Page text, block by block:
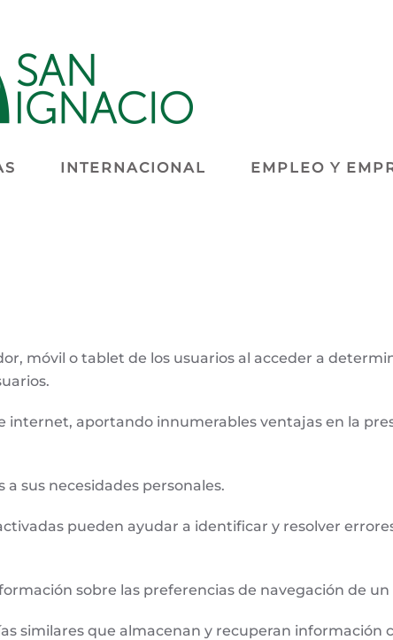
INTERNACIONAL EMPLEO Y
móvil o tablet de los usuarios al acceder a
aportando innumerables ventajas en la
sus necesidades personales.
pueden ayudar a identificar y resolver
sobre las preferencias de navegación de
similares que almacenan y recuperan información